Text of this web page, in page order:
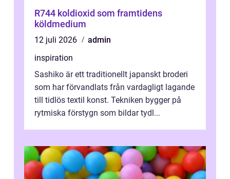
R744 koldioxid som framtidens
köldmedium
12 juli 2026
admin
inspiration
Sashiko är ett traditionellt japanskt broderi
som har förvandlats från vardagligt lagande
till tidlös textil konst. Tekniken bygger på
rytmiska förstygn som bildar tydl...